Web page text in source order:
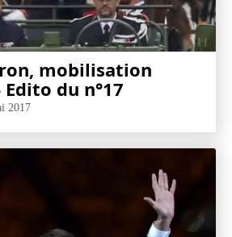
mobilisation
du n°17
2017